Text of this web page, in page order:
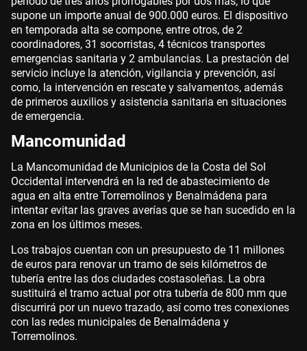
supone un importe anual de 900.000 euros. El dispositivo
en temporada alta se compone, entre otros, de 2
coordinadores, 31 socorristas, 4 técnicos transportes
emergencias sanitaria y 2 ambulancias. La prestación del
servicio incluye la atención, vigilancia y prevención, así
como, la intervención en rescate y salvamentos, además
de primeros auxilios y asistencia sanitaria en situaciones
de emergencia.
Mancomunidad
La Mancomunidad de Municipios de la Costa del Sol
Occidental intervendrá en la red de abastecimiento de
agua en alta entre Torremolinos y Benalmádena para
intentar evitar las graves averías que se han sucedido en la
zona en los últimos meses.
Los trabajos cuentan con un presupuesto de 11 millones
de euros para renovar un tramo de seis kilómetros de
tubería entre las dos ciudades costasoleñas. La obra
sustituirá el tramo actual por otra tubería de 800 mm que
discurrirá por un nuevo trazado, así como tres conexiones
con las redes municipales de Benalmádena y
Torremolinos.